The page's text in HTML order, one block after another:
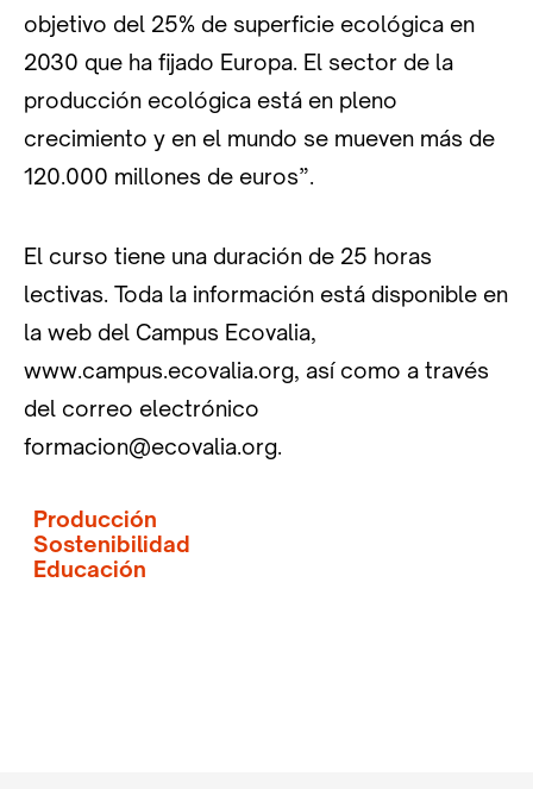
objetivo del 25% de superficie ecológica en
2030 que ha fijado Europa. El sector de la
producción ecológica está en pleno
crecimiento y en el mundo se mueven más de
120.000 millones de euros”.
El curso tiene una duración de 25 horas
lectivas. Toda la información está disponible en
la web del Campus Ecovalia,
www.campus.ecovalia.org, así como a través
del correo electrónico
formacion@ecovalia.org.
Producción
Sostenibilidad
Educación